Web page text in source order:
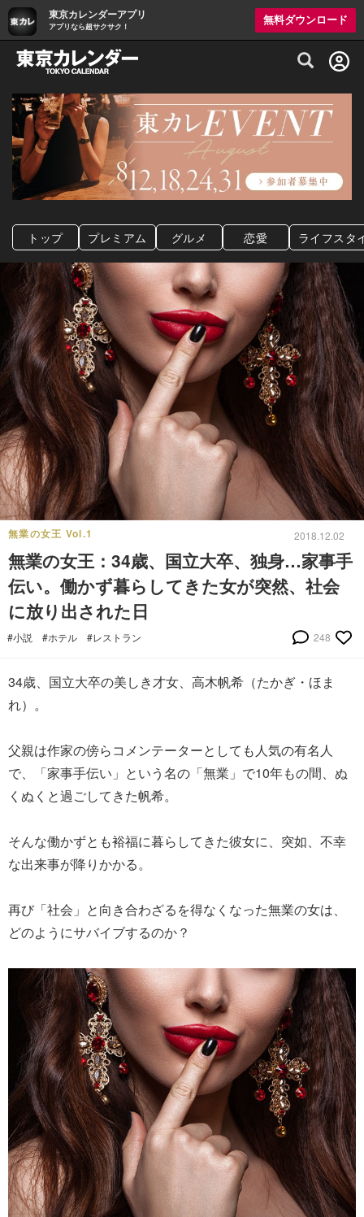
東京カレンダーアプリ
アプリなら超サクサク！
無料ダウンロード
グルメ情報・プレミアムレストラン予約
トップ プレミアム グルメ 恋愛 ライフスタ
無業の女王 Vol.1 2018.12.02
無業の女王：34歳、国立大卒、独身…家事手
伝い。働かず暮らしてきた女が突然、社会
に放り出された日
#小説 #ホテル #レストラン 248
34歳、国立大卒の美しき才女、高木帆希（たかぎ・ほま
れ）。
父親は作家の傍らコメンテーターとしても人気の有名人
で、「家事手伝い」という名の「無業」で10年もの間、ぬ
くぬくと過ごしてきた帆希。
そんな働かずとも裕福に暮らしてきた彼女に、突如、不幸
な出来事が降りかかる。
再び「社会」と向き合わざるを得なくなった無業の女は、
どのようにサバイブするのか？